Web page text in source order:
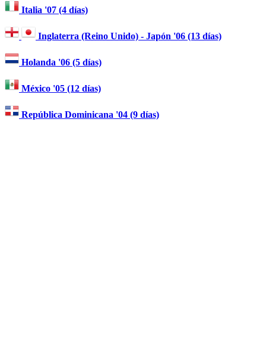
Italia '07 (4 días)
Inglaterra (Reino Unido) - Japón '06 (13 días)
Holanda '06 (5 días)
México '05 (12 días)
República Dominicana '04 (9 días)